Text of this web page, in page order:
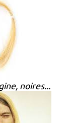
noires...